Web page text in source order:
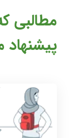
مطالبی
پیشنهاد